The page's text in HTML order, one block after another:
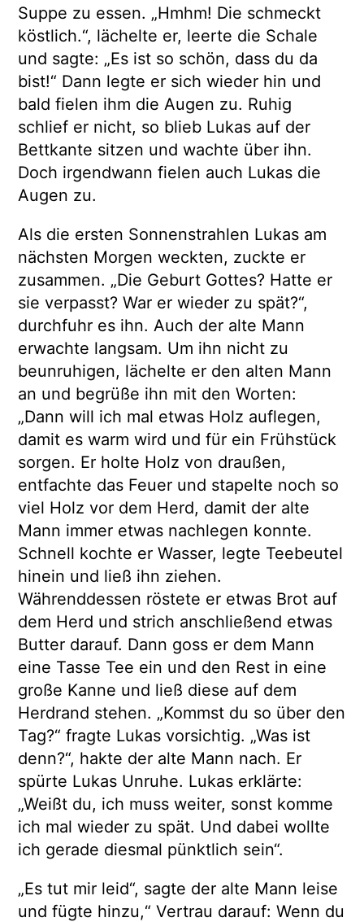
Suppe zu essen. „Hmhm! Die schmeckt
köstlich.“, lächelte er, leerte die Schale
und sagte: „Es ist so schön, dass du da
bist!“ Dann legte er sich wieder hin und
bald fielen ihm die Augen zu. Ruhig
schlief er nicht, so blieb Lukas auf der
Bettkante sitzen und wachte über ihn.
Doch irgendwann fielen auch Lukas die
Augen zu.
Als die ersten Sonnenstrahlen Lukas am
nächsten Morgen weckten, zuckte er
zusammen. „Die Geburt Gottes? Hatte er
sie verpasst? War er wieder zu spät?“,
durchfuhr es ihn. Auch der alte Mann
erwachte langsam. Um ihn nicht zu
beunruhigen, lächelte er den alten Mann
an und begrüße ihn mit den Worten:
„Dann will ich mal etwas Holz auflegen,
damit es warm wird und für ein Frühstück
sorgen. Er holte Holz von draußen,
entfachte das Feuer und stapelte noch so
viel Holz vor dem Herd, damit der alte
Mann immer etwas nachlegen konnte.
Schnell kochte er Wasser, legte Teebeutel
hinein und ließ ihn ziehen.
Währenddessen röstete er etwas Brot auf
dem Herd und strich anschließend etwas
Butter darauf. Dann goss er dem Mann
eine Tasse Tee ein und den Rest in eine
große Kanne und ließ diese auf dem
Herdrand stehen. „Kommst du so über den
Tag?“ fragte Lukas vorsichtig. „Was ist
denn?“, hakte der alte Mann nach. Er
spürte Lukas Unruhe. Lukas erklärte:
„Weißt du, ich muss weiter, sonst komme
ich mal wieder zu spät. Und dabei wollte
ich gerade diesmal pünktlich sein“.
„Es tut mir leid“, sagte der alte Mann leise
und fügte hinzu,“ Vertrau darauf: Wenn du